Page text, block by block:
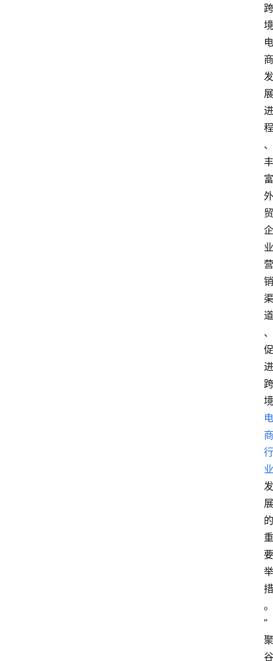
跨
境
电
商
发
展
进
程
、
丰
富
外
贸
企
业
营
销
渠
道
、
促
进
跨
境
电
商
行
业
发
展
的
重
要
举
措
。
”
聚
谷